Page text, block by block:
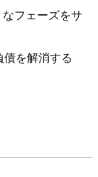
フェーズをサ
を解消する